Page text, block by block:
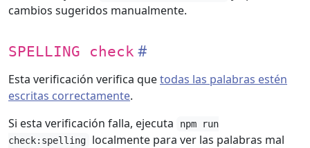
cambios sugeridos manualmente.
SPELLING check
Esta verificación verifica quetodas las palabras estén
escritas correctamente.
Si esta verificación falla, ejecuta
npm run
check:spelling
localmente para ver las palabras mal